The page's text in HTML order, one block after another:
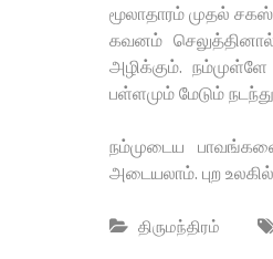
மூலாதாரம் முதல்
கவனம்
அழிக்கும்.
பள்ளமும் மேடும்
நம்முடைய
அடையலாம். புற
திருமந்திரம்